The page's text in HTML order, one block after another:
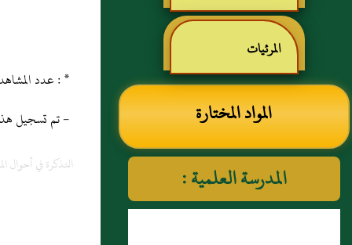
رياض الصالحين للإمام
النووي رحمهم الله تعالى
المرئيات
المواد المختارة
المدرسة العلمية :
* : عدد المشاهدات و التنزيل منذ 29/12/
- تم تسجيل هذه
التذكرة في أحوال